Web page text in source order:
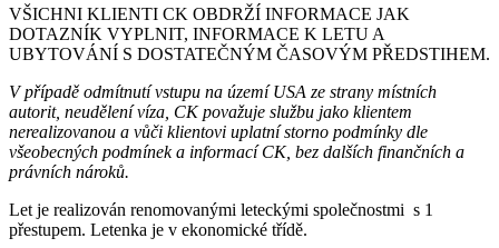
VŠICHNI KLIENTI CK OBDRŽÍ INFORMACE JAK
DOTAZNÍK VYPLNIT, INFORMACE K LETU A
UBYTOVÁNÍ S DOSTATEČNÝM ČASOVÝM PŘEDSTIHEM.
V případě odmítnutí vstupu na území USA ze strany místních
autorit, neudělení víza, CK považuje službu jako klientem
nerealizovanou a vůči klientovi uplatní storno podmínky dle
všeobecných podmínek a informací CK, bez dalších finančních a
právních nároků.
Let je realizován renomovanými leteckými společnostmi s 1
přestupem. Letenka je v ekonomické třídě.